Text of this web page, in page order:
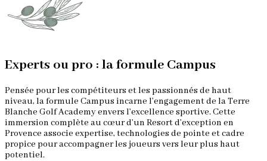
Experts ou pro : la formule Campus
Pensée pour les compétiteurs et les passionnés de haut
niveau, la formule Campus incarne l’engagement de la Terre
Blanche Golf Academy envers l’excellence sportive. Cette
immersion complète au cœur d’un Resort d’exception en
Provence associe expertise, technologies de pointe et cadre
propice pour accompagner les joueurs vers leur plus haut
potentiel.